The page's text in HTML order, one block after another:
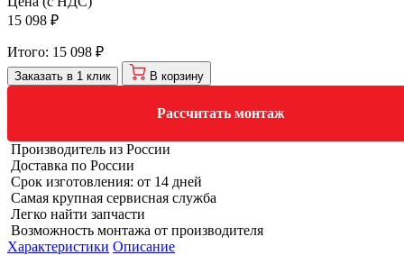
15 098 ₽
Итого: 15 098 ₽
Заказать в 1 клик В корзину
Рассчитать монтаж
Производитель из России
Доставка по России
Срок изготовления: от 14 дней
Самая крупная сервисная служба
Легко найти запчасти
Возможность монтажа от производителя
Характеристики Описание